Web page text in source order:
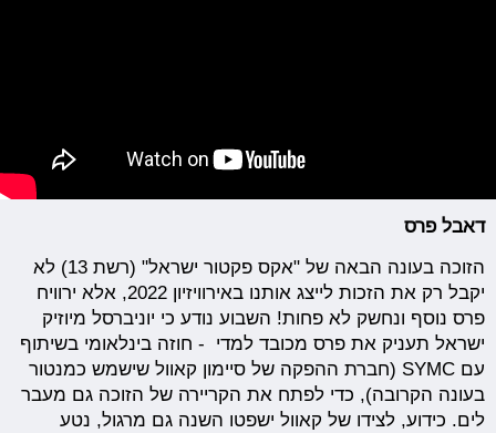
דאבל פרס
הזוכה בעונה הבאה של "אקס פקטור ישראל" (רשת 13) לא
יקבל רק את הזכות לייצג אותנו באירוויזיון 2022, אלא ירוויח
פרס נוסף ונחשק לא פחות! השבוע נודע כי יוניברסל מיוזיק
ישראל תעניק את פרס מכובד למדי - חוזה בינלאומי בשיתוף
עם SYMC (חברת ההפקה של סיימון קאוול שישמש כמנטור
בעונה הקרובה), כדי לפתח את הקריירה של הזוכה גם מעבר
לים. כידוע, לצידו של קאוול ישפטו השנה גם מרגול, נטע